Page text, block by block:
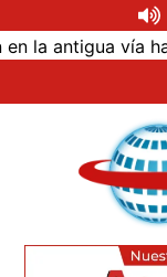
vía hacia